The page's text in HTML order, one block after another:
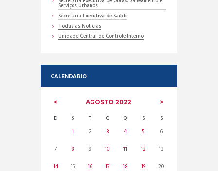
Serviços Urbanos
Secretaria Executiva de Saúde
Todas as Noticias
Unidade Central de Controle Interno
CALENDARIO
AGOSTO 2022
D S T Q Q S S
1 2 3 4 5
6
7
8 9 10 11 12
13
14
15 16 17 18 19 20